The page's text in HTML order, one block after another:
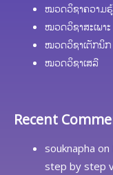
ໝວດວິຊາຄວາມ
ໝວດວິຊາສະເພາະ
ໝວດວິຊາເຕັກນິກ
ໝວດວິຊາເສລີ
Recent
souknapha on
step by step